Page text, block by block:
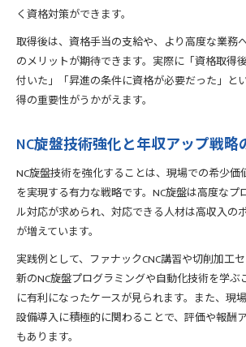
く資格対策ができます。
取得後は、資格手当の支給や、より高度な業務
のメリットが期待できます。実際に「資格取得
付いた」「昇進の条件に資格が必要だった」と
得の重要性がうかがえます。
NC旋盤技術強化と年収アップ戦略
NC旋盤技術を強化することは、現場での希少
を実現する有力な戦略です。NC旋盤は高度な
ル対応が求められ、対応できる人材は高収入の
が増えています。
実践例として、ファナックCNC講習や切削加工
新のNC旋盤プログラミングや自動化技術を学ぶ
に有利になったケースが見られます。また、現
設備導入に積極的に関わることで、評価や報酬
もあります。